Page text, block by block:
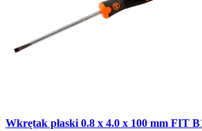
Wkrętak płaski 0.8 x 4.0 x 100 mm FIT